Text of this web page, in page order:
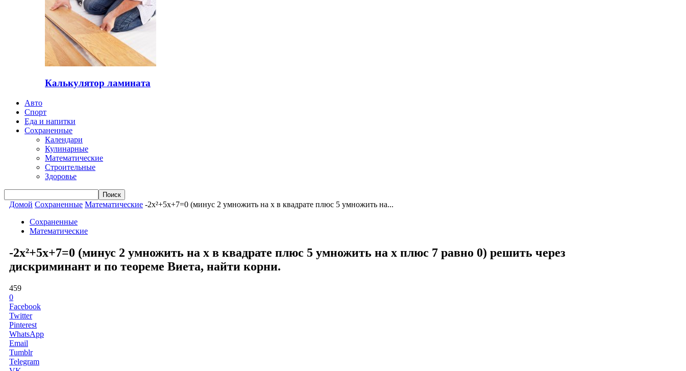
Калькулятор ламината
Авто
Спорт
Еда и напитки
Сохраненные
Календари
Кулинарные
Математические
Строительные
Здоровье
Домой Сохраненные Математические -2x²+5x+7=0 (минус 2 умножить на x в квадрате плюс 5 умножить на...
Сохраненные
Математические
-2x²+5x+7=0 (минус 2 умножить на x в квадрате плюс 5 умножить на x плюс 7 равно 0) решить через
дискриминант и по теореме Виета, найти корни.
459
0
Facebook
Twitter
Pinterest
WhatsApp
Email
Tumblr
Telegram